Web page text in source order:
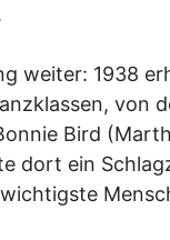
weiter: 1938
von
Bird
dort ein